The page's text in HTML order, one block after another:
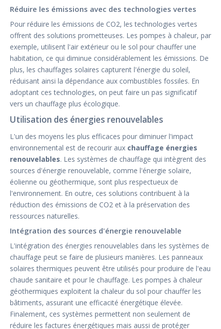
Réduire les émissions avec des technologies vertes
Pour réduire les émissions de CO2, les technologies vertes
offrent des solutions prometteuses. Les pompes à chaleur, par
exemple, utilisent l'air extérieur ou le sol pour chauffer une
habitation, ce qui diminue considérablement les émissions. De
plus, les chauffages solaires capturent l'énergie du soleil,
réduisant ainsi la dépendance aux combustibles fossiles. En
adoptant ces technologies, on peut faire un pas significatif
vers un chauffage plus écologique.
Utilisation des énergies renouvelables
L'un des moyens les plus efficaces pour diminuer l'impact
environnemental est de recourir aux chauffage énergies
renouvelables. Les systèmes de chauffage qui intègrent des
sources d'énergie renouvelable, comme l'énergie solaire,
éolienne ou géothermique, sont plus respectueux de
l'environnement. En outre, ces solutions contribuent à la
réduction des émissions de CO2 et à la préservation des
ressources naturelles.
Intégration des sources d'énergie renouvelable
L'intégration des énergies renouvelables dans les systèmes de
chauffage peut se faire de plusieurs manières. Les panneaux
solaires thermiques peuvent être utilisés pour produire de l'eau
chaude sanitaire et pour le chauffage. Les pompes à chaleur
géothermiques exploitent la chaleur du sol pour chauffer les
bâtiments, assurant une efficacité énergétique élevée.
Finalement, ces systèmes permettent non seulement de
réduire les factures énergétiques mais aussi de protéger